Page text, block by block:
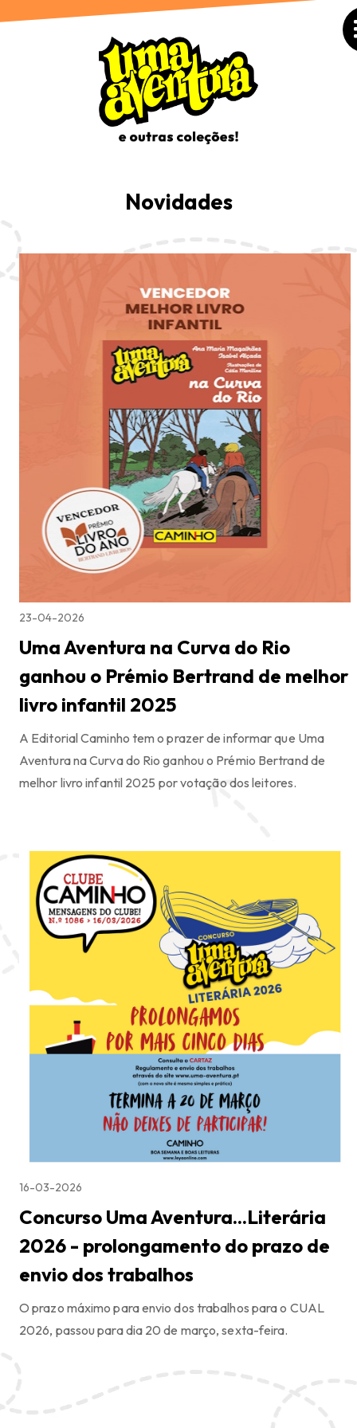
Novidades
23-04-2026
Uma Aventura na Curva do Rio
ganhou o Prémio Bertrand de melhor
livro infantil 2025
A Editorial Caminho tem o prazer de informar que Uma
Aventura na Curva do Rio ganhou o Prémio Bertrand de
melhor livro infantil 2025 por votação dos leitores.
16-03-2026
Concurso Uma Aventura...Literária
2026 - prolongamento do prazo de
envio dos trabalhos
O prazo máximo para envio dos trabalhos para o CUAL
2026, passou para dia 20 de março, sexta-feira.